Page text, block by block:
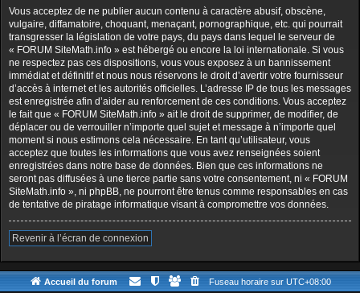
Vous acceptez de ne publier aucun contenu à caractère abusif, obscène,
vulgaire, diffamatoire, choquant, menaçant, pornographique, etc. qui pourrait
transgresser la législation de votre pays, du pays dans lequel le serveur de
« FORUM SiteMath.info » est hébergé ou encore la loi internationale. Si vous
ne respectez pas ces dispositions, vous vous exposez à un bannissement
immédiat et définitif et nous nous réservons le droit d’avertir votre fournisseur
d’accès à internet et les autorités officielles. L’adresse IP de tous les messages
est enregistrée afin d’aider au renforcement de ces conditions. Vous acceptez
le fait que « FORUM SiteMath.info » ait le droit de supprimer, de modifier, de
déplacer ou de verrouiller n’importe quel sujet et message à n’importe quel
moment si nous estimons cela nécessaire. En tant qu’utilisateur, vous
acceptez que toutes les informations que vous avez renseignées soient
enregistrées dans notre base de données. Bien que ces informations ne
seront pas diffusées à une tierce partie sans votre consentement, ni « FORUM
SiteMath.info », ni phpBB, ne pourront être tenus comme responsables en cas
de tentative de piratage informatique visant à compromettre vos données.
Revenir à l’écran de connexion
Accueil du forum Fuseau horaire sur UTC+08:00